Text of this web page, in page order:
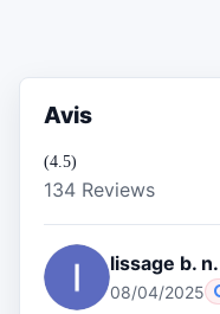
Avis
(4.5)
134 Reviews
lissage b. n.
08/04/2025